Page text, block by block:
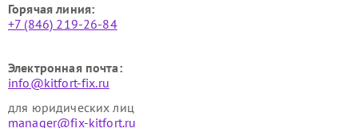
Горячая линия:
+7 (846) 219-26-84
Электронная почта:
info@kitfort-fix.ru
для юридических лиц
manager@fix-kitfort.ru